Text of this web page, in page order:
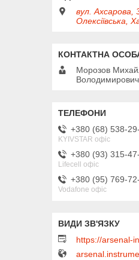
вул.
Олексіївська,
Морозов
Володимирович
+380 (68) 538-
KYIVSTAR офіс
+380 (93) 315-
Lifecell офіс
+380 (95) 769-
Vodafone офіс